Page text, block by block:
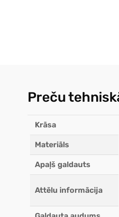
Preču
Krāsa
Materiāls
Apaļš galdauts
Attēlu informācija